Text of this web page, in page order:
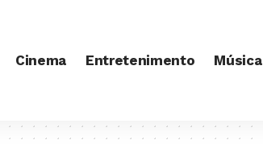
Cinema Entretenimento Música